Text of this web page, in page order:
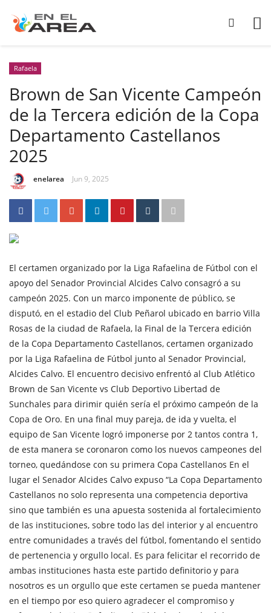
Rafaela
Brown de San Vicente Campeón
de la Tercera edición de la Copa
Departamento Castellanos
2025
enelarea Jun 9, 2025
El certamen organizado por la Liga Rafaelina de Fútbol con el
apoyo del Senador Provincial Alcides Calvo consagró a su
campeón 2025. Con un marco imponente de público, se
disputó, en el estadio del Club Peñarol ubicado en barrio Villa
Rosas de la ciudad de Rafaela, la Final de la Tercera edición
de la Copa Departamento Castellanos, certamen organizado
por la Liga Rafaelina de Fútbol junto al Senador Provincial,
Alcides Calvo. El encuentro decisivo enfrentó al Club Atlético
Brown de San Vicente vs Club Deportivo Libertad de
Sunchales para dirimir quién sería el próximo campeón de la
Copa de Oro. En una final muy pareja, de ida y vuelta, el
equipo de San Vicente logró imponerse por 2 tantos contra 1,
de esta manera se coronaron como los nuevos campeones del
torneo, quedándose con su primera Copa Castellanos En el
lugar el Senador Alcides Calvo expuso “La Copa Departamento
Castellanos no solo representa una competencia deportiva
sino que también es una apuesta sostenida al fortalecimiento
de las instituciones, sobre todo las del interior y al encuentro
entre comunidades a través del fútbol, fomentando el sentido
de pertenencia y orgullo local. Es para felicitar el recorrido de
ambas instituciones hasta este partido definitorio y para
nosotros es un orgullo que este certamen se pueda mantener
en el tiempo por eso quiero agradecer el compromiso y